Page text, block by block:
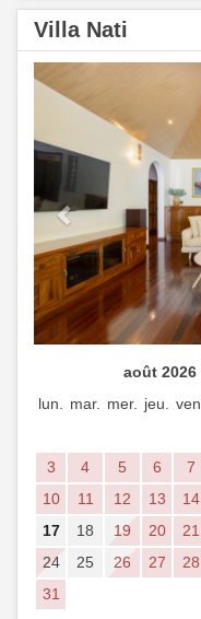
Villa Nati
août 2026
lun.
mar. mer. jeu. ven.
3
4 5 6 7
10
11 12 13 14
17
18 19 20 21
24
25 26 27 28
31